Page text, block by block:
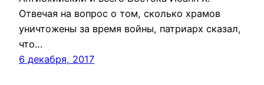
Отвечая на вопрос о том, сколько храмов
уничтожены за время войны, патриарх сказал,
что…
6 декабря, 2017